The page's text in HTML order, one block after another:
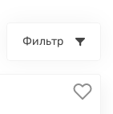
Фильтр